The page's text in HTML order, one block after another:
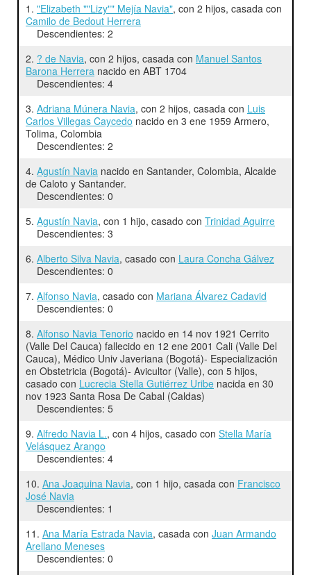
1. "Elizabeth ""Lizy"" Mejía Navia", con 2 hijos, casada con
Camilo de Bedout Herrera
Descendientes: 2
2. ? de Navia, con 2 hijos, casada con Manuel Santos
Barona Herrera nacido en ABT 1704
Descendientes: 4
3. Adriana Múnera Navia, con 2 hijos, casada con Luis
Carlos Villegas Caycedo nacido en 3 ene 1959 Armero,
Tolima, Colombia
Descendientes: 2
4. Agustín Navia nacido en Santander, Colombia, Alcalde
de Caloto y Santander.
Descendientes: 0
5. Agustín Navia, con 1 hijo, casado con Trinidad Aguirre
Descendientes: 3
6. Alberto Silva Navia, casado con Laura Concha Gálvez
Descendientes: 0
7. Alfonso Navia, casado con Mariana Álvarez Cadavid
Descendientes: 0
8. Alfonso Navia Tenorio nacido en 14 nov 1921 Cerrito
(Valle Del Cauca) fallecido en 12 ene 2001 Cali (Valle Del
Cauca), Médico Univ Javeriana (Bogotá)- Especialización
en Obstetricia (Bogotá)- Avicultor (Valle), con 5 hijos,
casado con Lucrecia Stella Gutiérrez Uribe nacida en 30
nov 1923 Santa Rosa De Cabal (Caldas)
Descendientes: 5
9. Alfredo Navia L., con 4 hijos, casado con Stella María
Velásquez Arango
Descendientes: 4
10. Ana Joaquina Navia, con 1 hijo, casada con Francisco
José Navia
Descendientes: 1
11. Ana María Estrada Navia, casada con Juan Armando
Arellano Meneses
Descendientes: 0